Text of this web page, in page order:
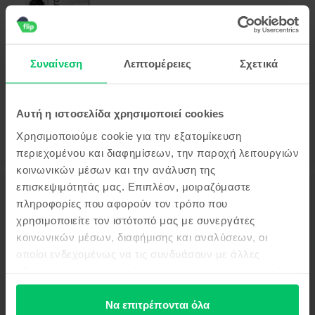
Συναίνεση Λεπτομέρειες Σχετικά
Αυτή η ιστοσελίδα χρησιμοποιεί cookies
Χρησιμοποιούμε cookie για την εξατομίκευση
περιεχομένου και διαφημίσεων, την παροχή λειτουργιών
κοινωνικών μέσων και την ανάλυση της
επισκεψιμότητάς μας. Επιπλέον, μοιραζόμαστε
πληροφορίες που αφορούν τον τρόπο που
χρησιμοποιείτε τον ιστότοπό μας με συνεργάτες
κοινωνικών μέσων, διαφήμισης και αναλύσεων, οι
οποίοι ενδεχομένως να τις συνδυάσουν με άλλες
έχουν συλλέξει σε σχέση με την από μέρους σας χρήση
των υπηρεσιών τους.Να επιτρέπονται όλα
Huawei P60 Pro Dual Sim
Rococo Pearl, 256 GB, Σαν καινούργιο
€
Περιγραφή
Κινητό τηλέφωνο Huawei Nova 9 SE, Midnight Black, 128 GB, Πολύ
καλό
Δες περισσότερες λεπτομέρειες
Πληροφορίες Ασφάλειας Προϊόντος